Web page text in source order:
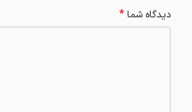
دیدگاه شما*